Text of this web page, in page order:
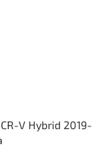
V Hybrid 2019-